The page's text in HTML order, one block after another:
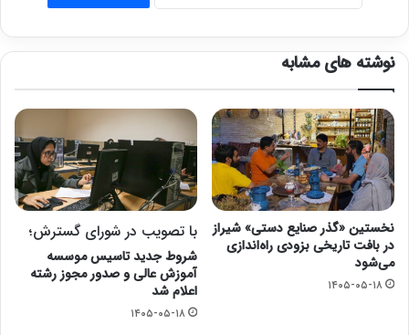
نوشته های مشابه
نخستین «گذر صنایع دستی» شیراز
در بافت تاریخی بزودی راه‌اندازی
می‌شود
۱۴۰۵-۰۵-۱۸
با تصویب در شورای گسترش؛
شروط جدید تاسیس موسسه
آموزش عالی و صدور مجوز رشته
اعلام شد
۱۴۰۵-۰۵-۱۸